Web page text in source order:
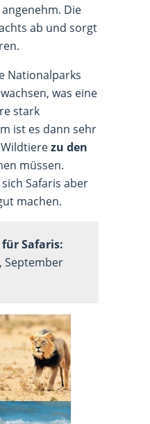
Die
ab und sorgt
Nationalparks
was eine
stark
ist es dann sehr
zu den
müssen.
Safaris aber
machen.
für Safaris:
September